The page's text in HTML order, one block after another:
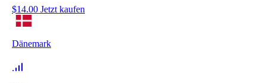
$14.00 Jetzt kaufen
Dänemark